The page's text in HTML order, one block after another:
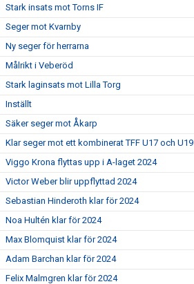
Stark insats mot Torns IF
Seger mot Kvarnby
Ny seger för herrarna
Målrikt i Veberöd
Stark laginsats mot Lilla Torg
Inställt
Säker seger mot Åkarp
Klar seger mot ett kombinerat TFF U17 och U19
Viggo Krona flyttas upp i A-laget 2024
Victor Weber blir uppflyttad 2024
Sebastian Hinderoth klar för 2024
Noa Hultén klar för 2024
Max Blomquist klar för 2024
Adam Barchan klar för 2024
Felix Malmgren klar för 2024